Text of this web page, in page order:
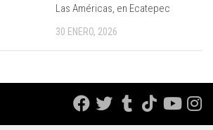
Las Américas, en Ecatepec
30 ENERO, 2026